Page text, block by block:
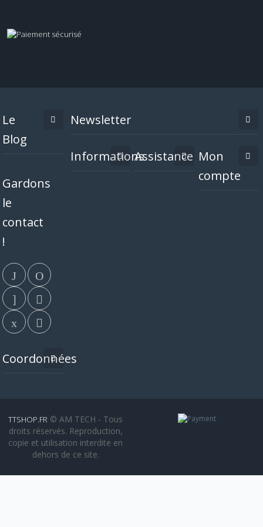
Le
Blog
Gardons
le
contact
!
Coordonnées
Newsletter
InformationsAssistance Mon
compte
TTSHOP.FR © AM TECH - Tous
droits réservés. Reproduction,
copie et utilisation interdite en
dehors de ce site.